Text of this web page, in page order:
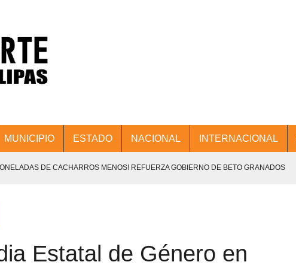
MUNICIPIO ESTADO NACIONAL INTERNACIONAL
DE CACHARROS MENOS! REFUERZA GOBIERNO DE BETO GRANADOS
Y RESULTADOS! ENCABEZA BETO GRANADOS MESA DE TRABAJO CON PRESIDENTES
Estatal de Género en